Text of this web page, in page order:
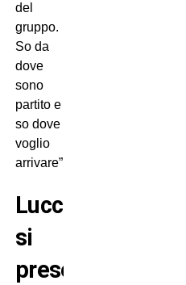
del
gruppo.
So da
dove
sono
partito e
so dove
voglio
arrivare”.
Lucca
si
presenta